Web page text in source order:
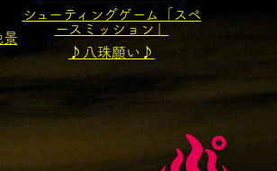
景
シューティングゲーム「スペ
ースミッション」
♪八珠願い♪